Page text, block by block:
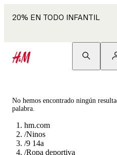
20% EN TODO INFANTIL
No hemos encontrado ningún
palabra.
hm.com
/Ninos
/9 14a
/Ropa deportiva